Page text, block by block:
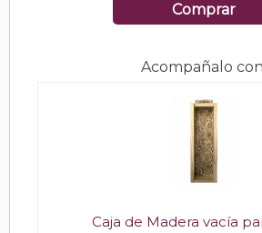
Comprar
Acompañalo
Caja de Madera vacía